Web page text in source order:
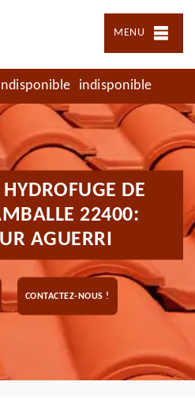
MENU
indisponible
DE
22400:
AGUERRI
CONTACTEZ-NOUS !